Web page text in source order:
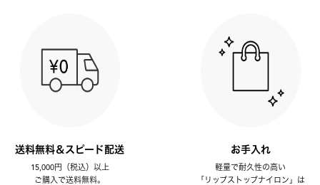
送料無料＆スピード配送
15,000円（税込）以上
ご購入で送料無料。
お手入れ
軽量で耐久性の高い
「リップストップナイロン」は